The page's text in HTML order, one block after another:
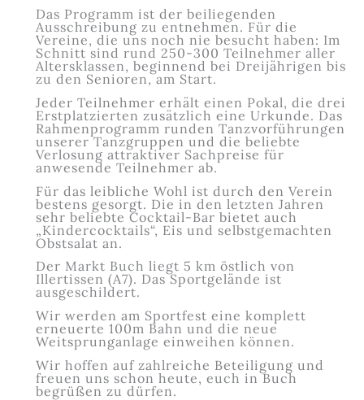
Das Programm ist der beiliegenden
Ausschreibung zu entnehmen. Für die
Vereine, die uns noch nie besucht haben: Im
Schnitt sind rund 250-300 Teilnehmer aller
Altersklassen, beginnend bei Dreijährigen bis
zu den Senioren, am Start.
Jeder Teilnehmer erhält einen Pokal, die drei
Erstplatzierten zusätzlich eine Urkunde. Das
Rahmenprogramm runden Tanzvorführungen
unserer Tanzgruppen und die beliebte
Verlosung attraktiver Sachpreise für
anwesende Teilnehmer ab.
Für das leibliche Wohl ist durch den Verein
bestens gesorgt. Die in den letzten Jahren
sehr beliebte Cocktail-Bar bietet auch
„Kindercocktails“, Eis und selbstgemachten
Obstsalat an.
Der Markt Buch liegt 5 km östlich von
Illertissen (A7). Das Sportgelände ist
ausgeschildert.
Wir werden am Sportfest eine komplett
erneuerte 100m Bahn und die neue
Weitsprunganlage einweihen können.
Wir hoffen auf zahlreiche Beteiligung und
freuen uns schon heute, euch in Buch
begrüßen zu dürfen.